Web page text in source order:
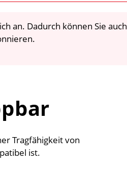
an. Dadurch können Sie auch
Tragfähigkeit von
ist.